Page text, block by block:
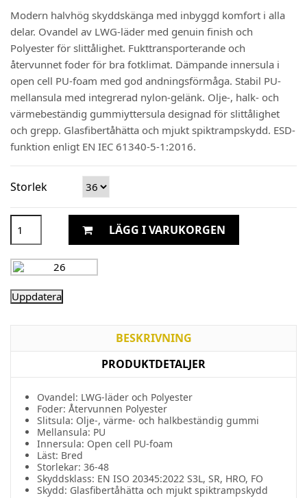
Modern halvhög skyddskänga med inbyggd komfort i alla
delar. Ovandel av LWG-läder med genuin finish och
Polyester för slittålighet. Fukttransporterande och
återvunnet foder för bra fotklimat. Dämpande innersula i
open cell PU-foam med god andningsförmåga. Stabil PU-
mellansula med integrerad nylon-gelänk. Olje-, halk- och
värmebeständig gummiyttersula designad för slittålighet
och grepp. Glasfibertåhätta och mjukt spiktrampskydd. ESD-
funktion enligt EN IEC 61340-5-1:2016.
Storlek
LÄGG I VARUKORGEN
BESKRIVNING
PRODUKTDETALJER
Ovandel: LWG-läder och Polyester
Foder: Återvunnen Polyester
Slitsula: Olje-, värme- och halkbeständig gummi
Mellansula: PU
Innersula: Open cell PU-foam
Läst: Bred
Storlekar: 36-48
Skyddsklass: EN ISO 20345:2022 S3L, SR, HRO, FO
Skydd: Glasfibertåhätta och mjukt spiktrampskydd